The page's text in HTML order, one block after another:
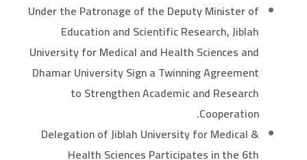
Under the Patronage of the Deputy Minister of
Education and Scientific Research, Jiblah
University for Medical and Health Sciences and
Dhamar University Sign a Twinning Agreement
to Strengthen Academic and Research
Cooperation.
Delegation of Jiblah University for Medical &
Health Sciences Participates in the 6th